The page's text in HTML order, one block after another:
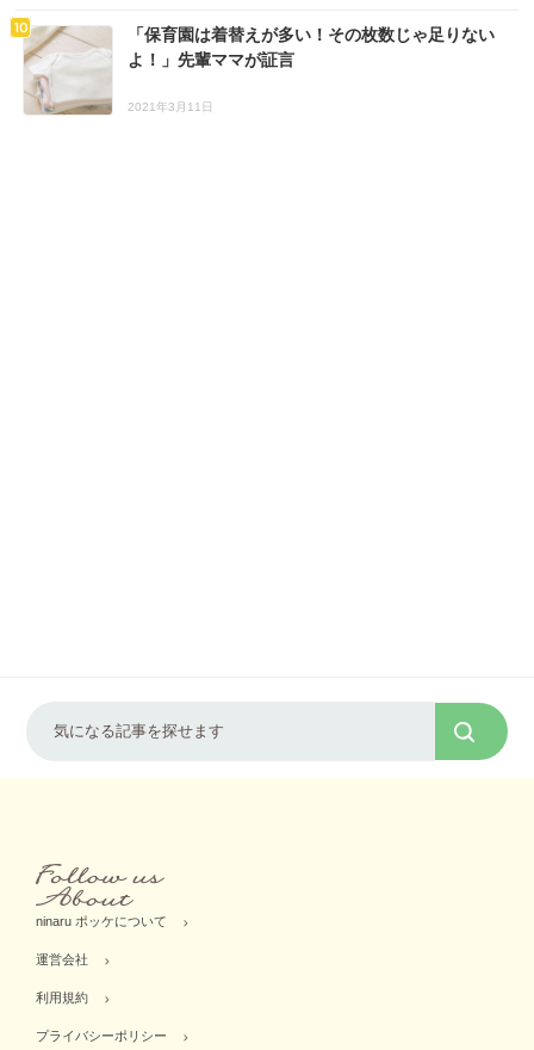
「保育園は着替えが多い！その枚数じゃ足りない
よ！」先輩ママが証言
2021年3月11日
ninaru ポッケについて
運営会社
利用規約
プライバシーポリシー